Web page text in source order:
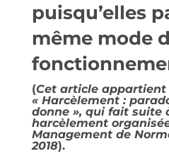
puisqu’elles
même mode
(Cet article appartient
« Harcèlement :
donne », qui fait suite
harcèlement
Management de
2018).